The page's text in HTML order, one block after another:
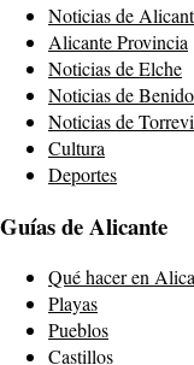
Noticias de
Alicante Provincia
Noticias de Elche
Noticias de
Noticias de
Cultura
Deportes
Guías de Alicante
Qué hacer en
Playas
Pueblos
Castillos